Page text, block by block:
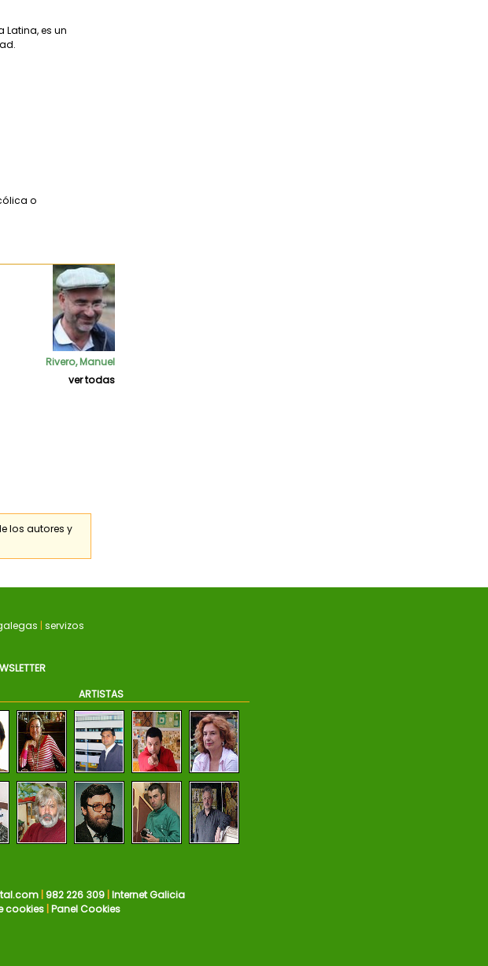
es un
o
Rivero, Manuel
ver todas
los autores y
| servizos
ARTISTAS
| 982 226 309| Internet Galicia
cookies Panel Cookies